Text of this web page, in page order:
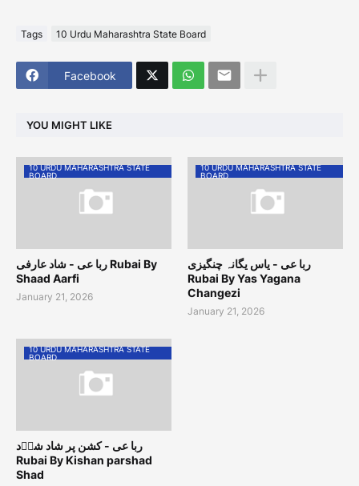
Tags 10 Urdu Maharashtra State Board
Facebook
YOU MIGHT LIKE
10 URDU MAHARASHTRA STATE
BOARD
ربا عی - شاد عارفی Rubai By
Shaad Aarfi
January 21, 2026
10 URDU MAHARASHTRA STATE
BOARD
ربا عی - یاس یگانہ چنگیزی
Rubai By Yas Yagana
Changezi
January 21, 2026
10 URDU MAHARASHTRA STATE
BOARD
ربا عی - کشن پر شاد شاؔد
Rubai By Kishan parshad
Shad